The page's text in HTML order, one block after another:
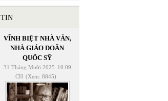
TIN
VĨNH BIỆT NHÀ VĂN,
NHÀ GIÁO DOÃN
QUỐC SỸ
31 Tháng Mười 2025 10:09
CH (Xem: 8845)